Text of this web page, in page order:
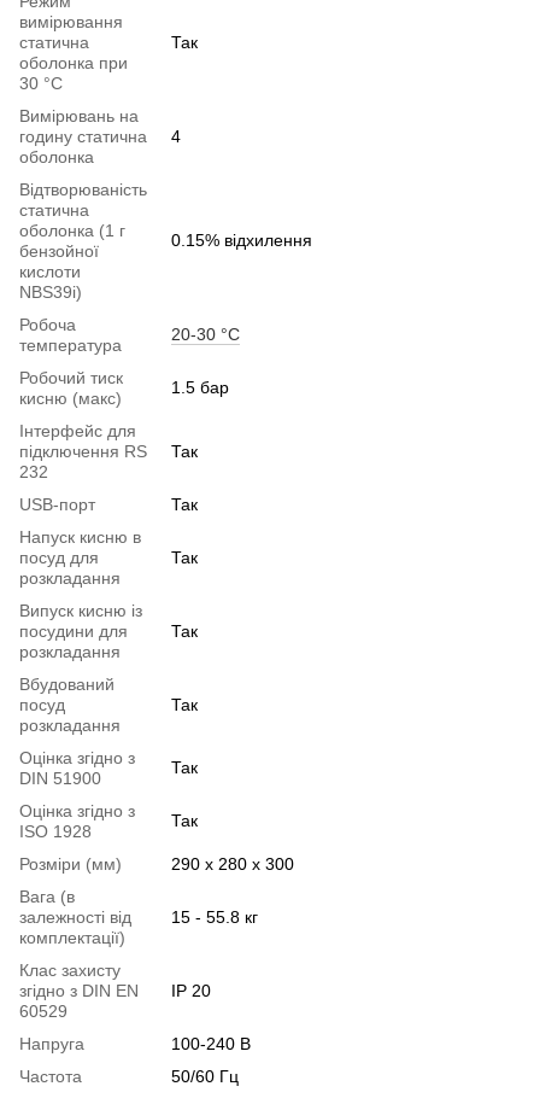
вимірювання
статична
оболонка при
30 °C
Так
Вимірювань на
годину статична
оболонка
4
Відтворюваність
статична
оболонка (1 г
бензойної
кислоти
NBS39i)
0.15% відхилення
Робоча
температура
20-30 °C
Робочий тиск
кисню (макс)
1.5 бар
Інтерфейс для
підключення RS
232
Так
USB-порт
Так
Напуск кисню в
посуд для
розкладання
Так
Випуск кисню із
посудини для
розкладання
Так
Вбудований
посуд
розкладання
Так
Оцінка згідно з
DIN 51900
Так
Оцінка згідно з
ISO 1928
Так
Розміри (мм)
290 x 280 x 300
Вага (в
залежності від
комплектації)
15 - 55.8 кг
Клас захисту
згідно з DIN EN
60529
IP 20
Напруга
100-240 В
Частота
50/60 Гц